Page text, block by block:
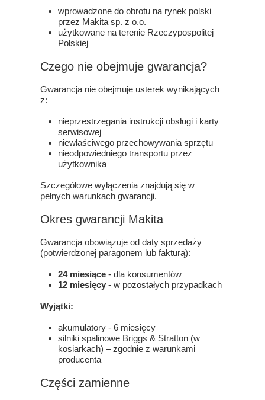
wprowadzone do obrotu na rynek polski
przez Makita sp. z o.o.
użytkowane na terenie Rzeczypospolitej
Polskiej
Czego nie obejmuje gwarancja?
Gwarancja nie obejmuje usterek wynikających
z:
nieprzestrzegania instrukcji obsługi i karty
serwisowej
niewłaściwego przechowywania sprzętu
nieodpowiedniego transportu przez
użytkownika
Szczegółowe wyłączenia znajdują się w
pełnych warunkach gwarancji.
Okres gwarancji Makita
Gwarancja obowiązuje od daty sprzedaży
(potwierdzonej paragonem lub fakturą):
24 miesiące - dla konsumentów
12 miesięcy - w pozostałych przypadkach
Wyjątki:
akumulatory - 6 miesięcy
silniki spalinowe Briggs & Stratton (w
kosiarkach) – zgodnie z warunkami
producenta
Części zamienne